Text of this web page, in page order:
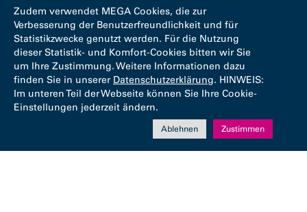
Zudem verwendet MEGA Cookies, die zur
Verbesserung der Benutzerfreundlichkeit und für
Statistikzwecke genutzt werden. Für die Nutzung
dieser Statistik- und Komfort-Cookies bitten wir Sie
um Ihre Zustimmung. Weitere Informationen dazu
finden Sie in unserer Datenschutzerklärung. HINWEIS:
Im unteren Teil der Webseite können Sie Ihre Cookie-
Einstellungen jederzeit ändern.
Zustimmen
Ablehnen